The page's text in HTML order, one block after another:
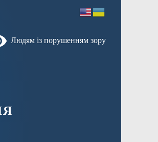
Людям із порушенням зору